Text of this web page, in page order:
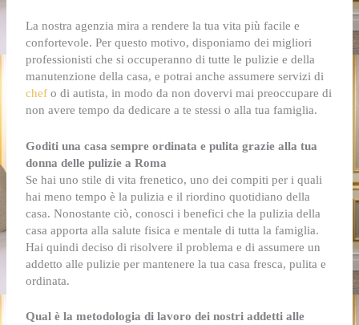
La nostra agenzia mira a rendere la tua vita più facile e
confortevole. Per questo motivo, disponiamo dei migliori
professionisti che si occuperanno di tutte le pulizie e della
manutenzione della casa, e potrai anche assumere servizi di
chef o di autista, in modo da non dovervi mai preoccupare di
non avere tempo da dedicare a te stessi o alla tua famiglia.
Goditi una casa sempre ordinata e pulita grazie alla tua
donna delle pulizie a Roma
Se hai uno stile di vita frenetico, uno dei compiti per i quali
hai meno tempo è la pulizia e il riordino quotidiano della
casa. Nonostante ciò, conosci i benefici che la pulizia della
casa apporta alla salute fisica e mentale di tutta la famiglia.
Hai quindi deciso di risolvere il problema e di assumere un
addetto alle pulizie per mantenere la tua casa fresca, pulita e
ordinata.
Qual è la metodologia di lavoro dei nostri addetti alle